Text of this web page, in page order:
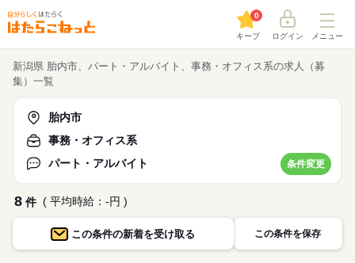
キープ
0
ログイン メニュー
新潟県 胎内市、パート・アルバイト、事務・オフィス系の求人（募
集）一覧
胎内市
事務・オフィス系
パート・アルバイト
条件変更
8 件 ( 平均時給：-円 )
この条件の新着を受け取る この条件を保存